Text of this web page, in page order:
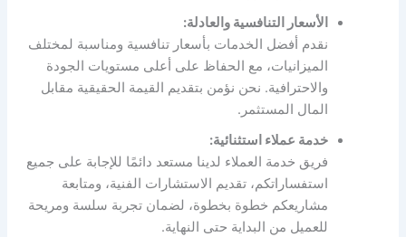
الأسعار التنافسية والعادلة:
نقدم أفضل الخدمات بأسعار تنافسية ومناسبة لمختلف
الميزانيات، مع الحفاظ على أعلى مستويات الجودة
والاحترافية. نحن نؤمن بتقديم القيمة الحقيقية مقابل
المال المستثمر.
خدمة عملاء استثنائية:
فريق خدمة العملاء لدينا مستعد دائمًا للإجابة على جميع
استفساراتكم، تقديم الاستشارات الفنية، ومتابعة
مشاريعكم خطوة بخطوة، لضمان تجربة سلسة ومريحة
للعميل من البداية حتى النهاية.